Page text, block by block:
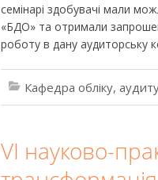
семінарі здобувачі мали
«БДО» та отримали
роботу в дану аудиторську
Кафедра обліку,
VІ науково-